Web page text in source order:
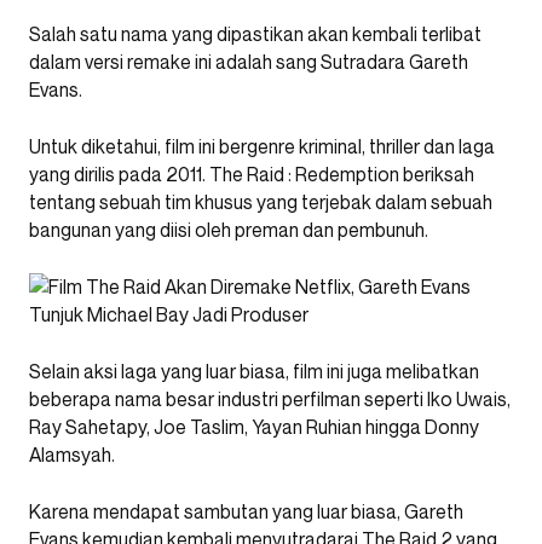
Salah satu nama yang dipastikan akan kembali terlibat
dalam versi remake ini adalah sang Sutradara Gareth
Evans.
Untuk diketahui, film ini bergenre kriminal, thriller dan laga
yang dirilis pada 2011. The Raid : Redemption beriksah
tentang sebuah tim khusus yang terjebak dalam sebuah
bangunan yang diisi oleh preman dan pembunuh.
Selain aksi laga yang luar biasa, film ini juga melibatkan
beberapa nama besar industri perfilman seperti Iko Uwais,
Ray Sahetapy, Joe Taslim, Yayan Ruhian hingga Donny
Alamsyah.
Karena mendapat sambutan yang luar biasa, Gareth
Evans kemudian kembali menyutradarai The Raid 2 yang